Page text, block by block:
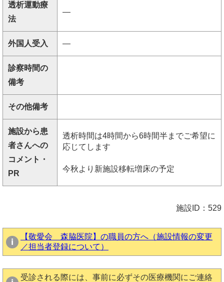
透析運動療
法
―
外国人受入 ―
診察時間の
備考
その他備考
施設から患
者さんへの
コメント・
PR
透析時間は4時間から6時間半までご希望に
応じてします
今秋より新施設移転増床の予定
施設ID：529
【敬愛会 森脇医院】の職員の方へ（施設情報の変更
／担当者登録について）
受診される際には、事前に必ずその医療機関にご連絡